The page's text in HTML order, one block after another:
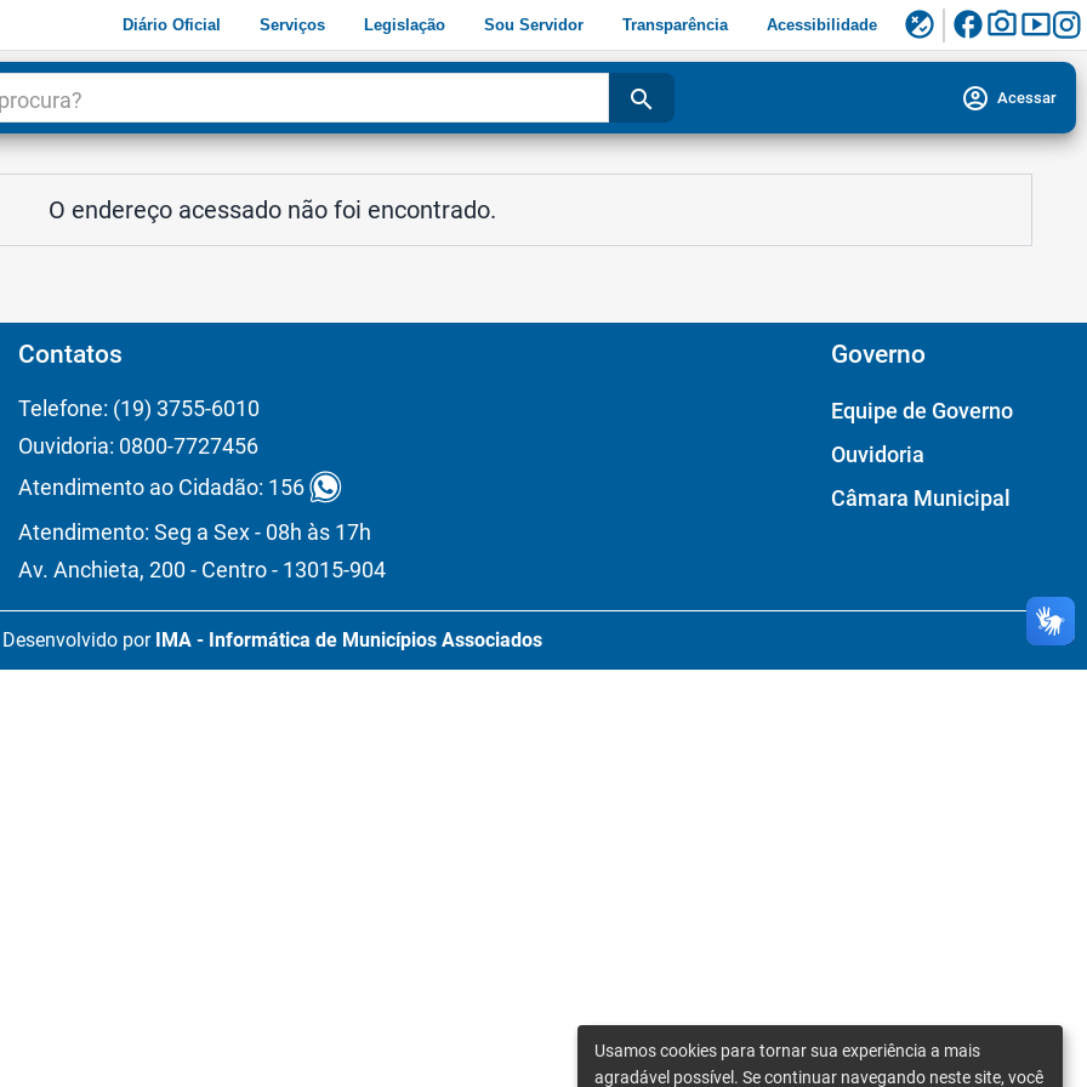
Diário Oficial Serviços Legislação Sou Servidor Transparência Acessibilidade flaky facebookphoto_camerasmart_display
search account_circle Acessar
O endereço acessado não foi encontrado.
Contatos
Telefone: (19) 3755-6010
Ouvidoria: 0800-7727456
Atendimento ao Cidadão: 156
Atendimento: Seg a Sex - 08h às 17h
Av. Anchieta, 200 - Centro - 13015-904
Governo
Equipe de Governo
Ouvidoria
Câmara Municipal
Desenvolvido por IMA - Informática de Municípios Associados
Usamos cookies para tornar sua experiência a mais
agradável possível. Se continuar navegando neste site, você